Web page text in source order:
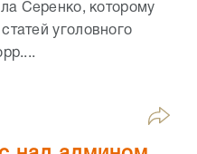
Серенко, которому
уголовного